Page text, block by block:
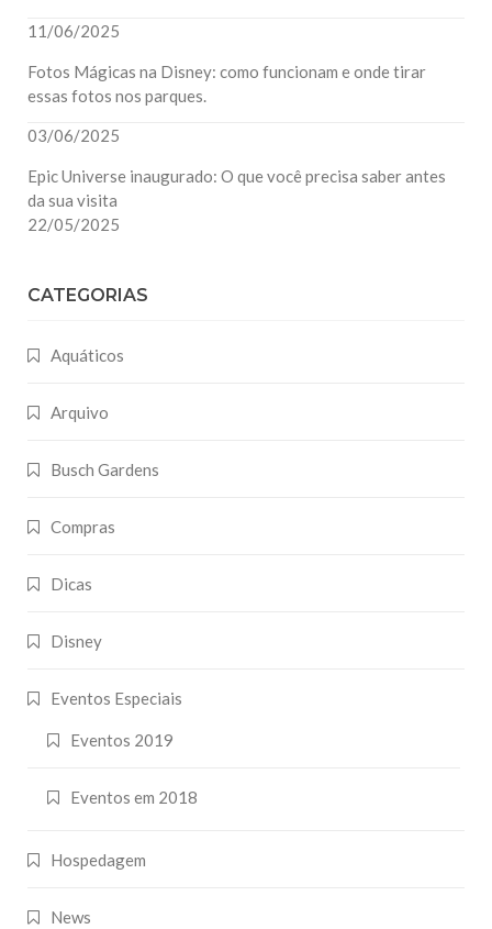
11/06/2025
Fotos Mágicas na Disney: como funcionam e onde tirar
essas fotos nos parques.
03/06/2025
Epic Universe inaugurado: O que você precisa saber antes
da sua visita
22/05/2025
CATEGORIAS
Aquáticos
Arquivo
Busch Gardens
Compras
Dicas
Disney
Eventos Especiais
Eventos 2019
Eventos em 2018
Hospedagem
News